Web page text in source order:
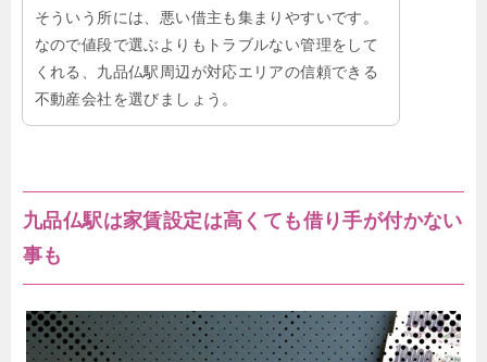
そういう所には、悪い借主も集まりやすいです。
なので値段で選ぶよりもトラブルない管理をして
くれる、九品仏駅周辺が対応エリアの信頼できる
不動産会社を選びましょう。
九品仏駅は家賃設定は高くても借り手が付かない
事も